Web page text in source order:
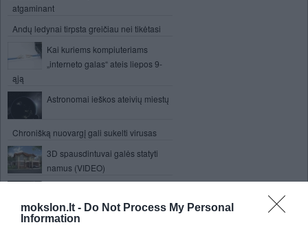
mokslon.lt - Do Not Process My Personal
Information
atgaminant
Andų ledynai tirpsta greičiau nei tikėtasi
Kai kuriems kompiuteriams
„interneto galas“ ateis liepos 9-
ąją
Astronomai ieškos ateivių miestų
Chronišką nuovargį gali sukelti virusas
3D spausdintuvai galės statyti
namus (VIDEO)
Anglies dioksidas gali būti